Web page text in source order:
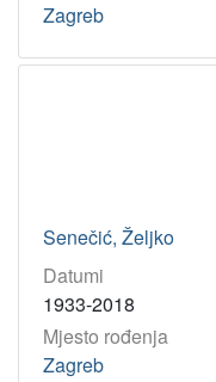
Zagreb
Senečić, Željko
Datumi
1933-2018
Mjesto rođenja
Zagreb